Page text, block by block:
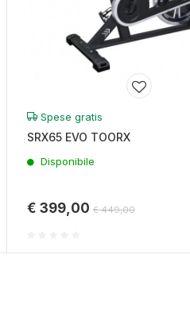
Spese gratis
SRX65 EVO TOORX
Disponibile
€ 399,00 € 449,00